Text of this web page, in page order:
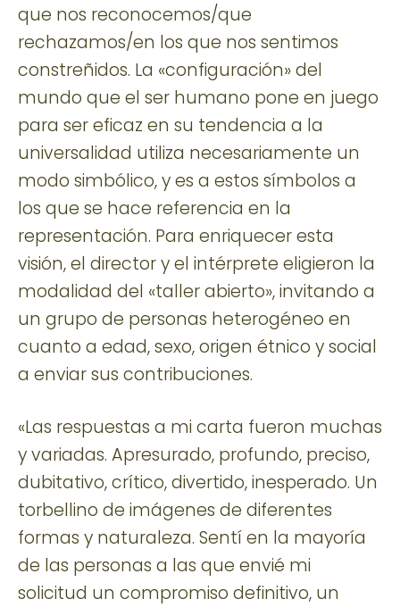
que nos reconocemos/que
rechazamos/en los que nos sentimos
constreñidos. La «configuración» del
mundo que el ser humano pone en juego
para ser eficaz en su tendencia a la
universalidad utiliza necesariamente un
modo simbólico, y es a estos símbolos a
los que se hace referencia en la
representación. Para enriquecer esta
visión, el director y el intérprete eligieron la
modalidad del «taller abierto», invitando a
un grupo de personas heterogéneo en
cuanto a edad, sexo, origen étnico y social
a enviar sus contribuciones.
«Las respuestas a mi carta fueron muchas
y variadas. Apresurado, profundo, preciso,
dubitativo, crítico, divertido, inesperado. Un
torbellino de imágenes de diferentes
formas y naturaleza. Sentí en la mayoría
de las personas a las que envié mi
solicitud un compromiso definitivo, un